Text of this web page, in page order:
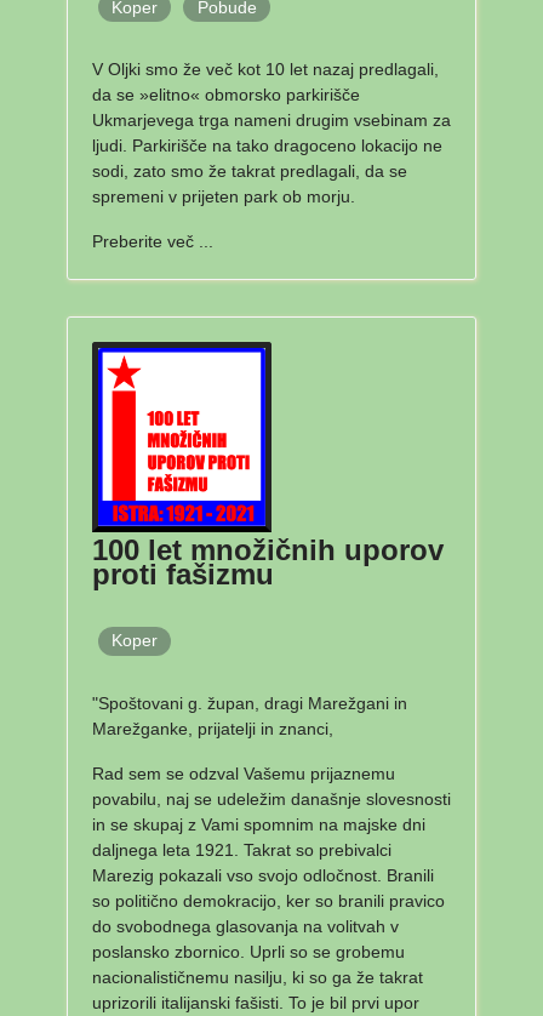
Koper Pobude
V Oljki smo že več kot 10 let nazaj predlagali,
da se »elitno« obmorsko parkirišče
Ukmarjevega trga nameni drugim vsebinam za
ljudi. Parkirišče na tako dragoceno lokacijo ne
sodi, zato smo že takrat predlagali, da se
spremeni v prijeten park ob morju.
Preberite več ...
100 let množičnih uporov
proti fašizmu
Koper
"Spoštovani g. župan, dragi Marežgani in
Marežganke, prijatelji in znanci,
Rad sem se odzval Vašemu prijaznemu
povabilu, naj se udeležim današnje slovesnosti
in se skupaj z Vami spomnim na majske dni
daljnega leta 1921. Takrat so prebivalci
Marezig pokazali vso svojo odločnost. Branili
so politično demokracijo, ker so branili pravico
do svobodnega glasovanja na volitvah v
poslansko zbornico. Uprli so se grobemu
nacionalističnemu nasilju, ki so ga že takrat
uprizorili italijanski fašisti. To je bil prvi upor